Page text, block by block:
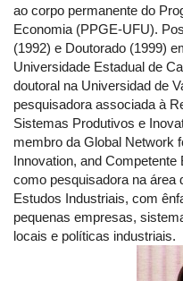
ao corpo permanente do
Economia (PPGE-UFU).
(1992) e Doutorado (1999)
Universidade Estadual de
doutoral na Universidad de
pesquisadora associada à
Sistemas Produtivos e
membro da Global Network
Innovation, and
como pesquisadora na área
Estudos Industriais, com
pequenas empresas,
locais e políticas industriais.